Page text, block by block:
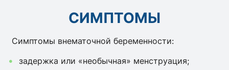
СИМПТОМЫ
Симптомы внематочной беременности:
задержка или «необычная» менструация;